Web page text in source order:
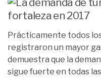
Prácticamente todos
registraron un mayor
demuestra que la
sigue fuerte en todas